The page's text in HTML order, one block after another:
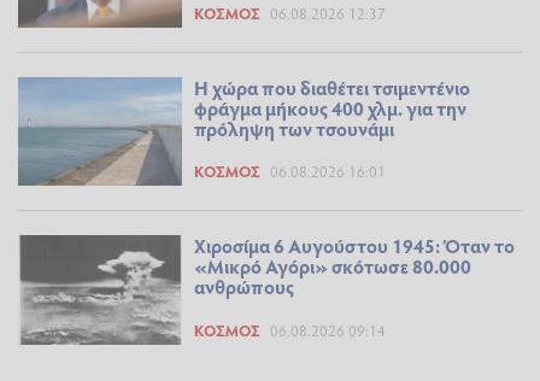
ΚΌΣΜΟΣ 06.08.2026 12:37
Η χώρα που διαθέτει τσιμεντένιο
φράγμα μήκους 400 χλμ. για την
πρόληψη των τσουνάμι
ΚΌΣΜΟΣ 06.08.2026 16:01
Χιροσίμα 6 Αυγούστου 1945: Όταν το
«Μικρό Αγόρι» σκότωσε 80.000
ανθρώπους
ΚΌΣΜΟΣ 06.08.2026 09:14